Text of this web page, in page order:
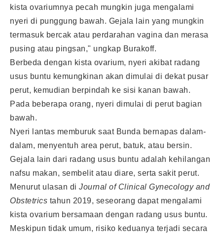
kista ovariumnya pecah mungkin juga mengalami
nyeri di punggung bawah. Gejala lain yang mungkin
termasuk bercak atau perdarahan vagina dan merasa
pusing atau pingsan," ungkap Burakoff.
Berbeda dengan kista ovarium, nyeri akibat radang
usus buntu kemungkinan akan dimulai di dekat pusar
perut, kemudian berpindah ke sisi kanan bawah.
Pada beberapa orang, nyeri dimulai di perut bagian
bawah.
Nyeri lantas memburuk saat Bunda bernapas dalam-
dalam, menyentuh area perut, batuk, atau bersin.
Gejala lain dari radang usus buntu adalah kehilangan
nafsu makan, sembelit atau diare, serta sakit perut.
Menurut ulasan di Journal of Clinical Gynecology and
Obstetrics tahun 2019, seseorang dapat mengalami
kista ovarium bersamaan dengan radang usus buntu.
Meskipun tidak umum, risiko keduanya terjadi secara